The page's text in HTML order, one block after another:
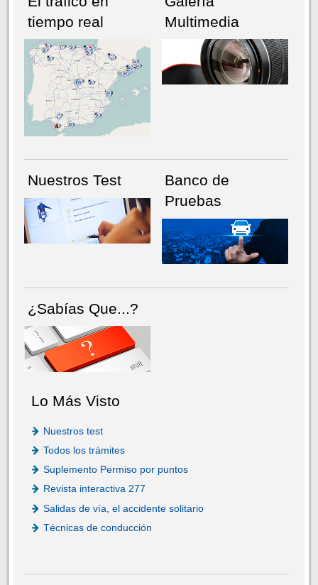
NÚMERO ACTUALHEMEROTECA
tiempo real
Multimedia
Nuestros Test
Banco de
Pruebas
¿Sabías Que...?
Lo Más Visto
Nuestros test
Todos los trámites
Suplemento Permiso por puntos
Revista interactiva 277
Salidas de vía, el accidente solitario
Técnicas de conducción